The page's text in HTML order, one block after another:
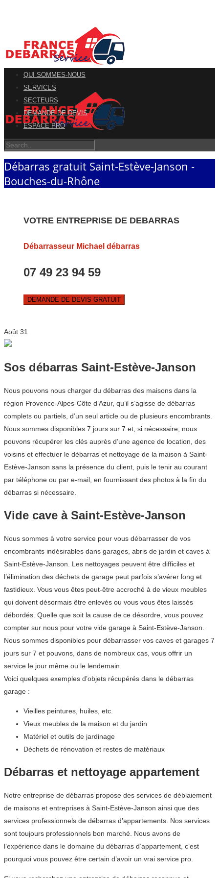
QUI SOMMES-NOUS
SERVICES
SECTEURS
DEMANDE DE DEVIS
ESPACE PRO
Débarras gratuit Saint-Estève-Janson -
Bouches-du-Rhône
VOTRE ENTREPRISE DE DEBARRAS
Débarrasseur Michael débarras
07 49 23 94 59
DEMANDE DE DEVIS GRATUIT
Août 31
Sos débarras Saint-Estève-Janson
Nous pouvons nous charger du débarras des maisons dans la
région Provence-Alpes-Côte d’Azur, qu’il s’agisse de débarras
complets ou partiels, d’un seul article ou de plusieurs encombrants.
Nous sommes disponibles 7 jours sur 7 et, si nécessaire, nous
pouvons récupérer les clés auprès d’une agence de location, des
voisins et effectuer le débarras et nettoyage de la maison à Saint-
Estève-Janson sans la présence du client, puis le tenir au courant
par téléphone ou par e-mail, en fournissant des photos à la fin du
débarras si nécessaire.
Vide cave à Saint-Estève-Janson
Nous sommes à votre service pour vous débarrasser de vos
encombrants indésirables dans garages, abris de jardin et caves à
Saint-Estève-Janson. Les nettoyages peuvent être difficiles et
l’élimination des déchets de garage peut parfois s’avérer long et
fastidieux. Vous vous êtes peut-être accroché à de vieux meubles
qui doivent désormais être enlevés ou vous vous êtes laissés
débordés. Quelle que soit la cause de ce désordre, vous pouvez
compter sur nous pour votre vide garage à Saint-Estève-Janson.
Nous sommes disponibles pour débarrasser vos caves et garages 7
jours sur 7 et pouvons, dans de nombreux cas, vous offrir un
service le jour même ou le lendemain.
Voici quelques exemples d’objets récupérés dans le débarras
garage :
Vieilles peintures, huiles, etc.
Vieux meubles de la maison et du jardin
Matériel et outils de jardinage
Déchets de rénovation et restes de matériaux
Débarras et nettoyage appartement
Notre entreprise de débarras propose des services de déblaiement
de maisons et entreprises à Saint-Estève-Janson ainsi que des
services professionnels de débarras d’appartements. Nos services
sont toujours professionnels bon marché. Nous avons de
l’expérience dans le domaine du débarras d’appartement, c’est
pourquoi vous pouvez être certain d’avoir un vrai service pro.